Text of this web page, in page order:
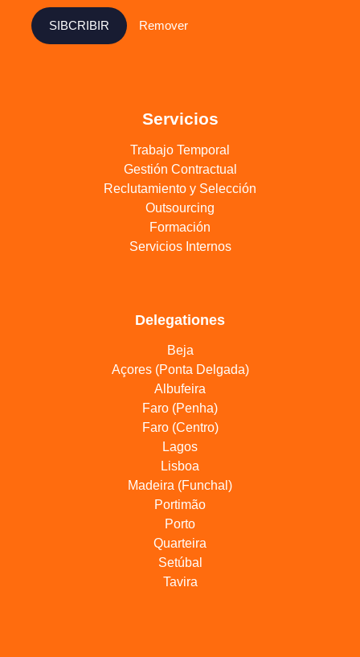
Servicios
Trabajo Temporal
Gestión Contractual
Reclutamiento y Selección
Outsourcing
Formación
Servicios Internos
Delegationes
Beja
Açores (Ponta Delgada)
Albufeira
Faro (Penha)
Faro (Centro)
Lagos
Lisboa
Madeira (Funchal)
Portimão
Porto
Quarteira
Setúbal
Tavira
SIBCRIBIR Remover